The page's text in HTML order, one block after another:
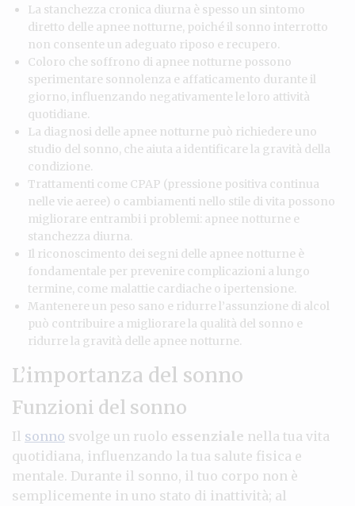
La stanchezza cronica diurna è spesso un sintomo
diretto delle apnee notturne, poiché il sonno interrotto
non consente un adeguato riposo e recupero.
Coloro che soffrono di apnee notturne possono
sperimentare sonnolenza e affaticamento durante il
giorno, influenzando negativamente le loro attività
quotidiane.
La diagnosi delle apnee notturne può richiedere uno
studio del sonno, che aiuta a identificare la gravità della
condizione.
Trattamenti come CPAP (pressione positiva continua
nelle vie aeree) o cambiamenti nello stile di vita possono
migliorare entrambi i problemi: apnee notturne e
stanchezza diurna.
Il riconoscimento dei segni delle apnee notturne è
fondamentale per prevenire complicazioni a lungo
termine, come malattie cardiache o ipertensione.
Mantenere un peso sano e ridurre l’assunzione di alcol
può contribuire a migliorare la qualità del sonno e
ridurre la gravità delle apnee notturne.
L’importanza del sonno
Funzioni del sonno
Il sonno svolge un ruolo essenziale nella tua vita
quotidiana, influenzando la tua salute fisica e
mentale. Durante il sonno, il tuo corpo non è
semplicemente in uno stato di inattività; al